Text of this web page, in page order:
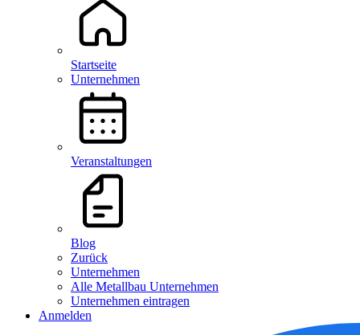
Startseite
Unternehmen
Veranstaltungen
Blog
Zurück
Unternehmen
Alle Metallbau Unternehmen
Unternehmen eintragen
Anmelden